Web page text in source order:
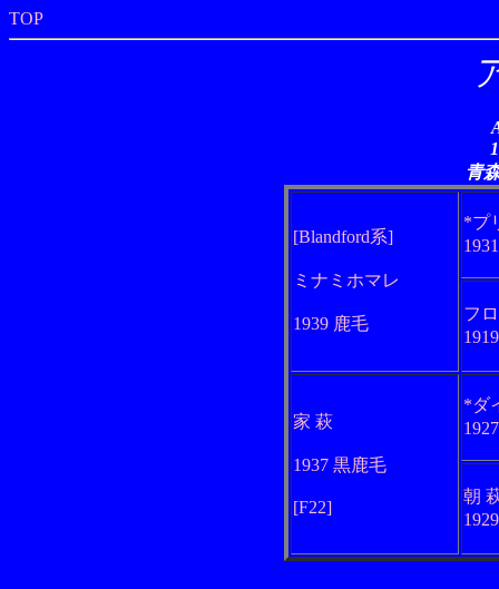
TOP
青
[Blandford系]
ミナミホマレ
1939 鹿毛
*プ
フ
家 萩
1937 黒鹿毛
[F22]
*ダ
朝